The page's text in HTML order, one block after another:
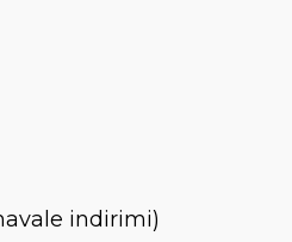
indirimi)